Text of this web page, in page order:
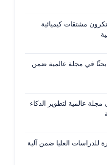
مشتقات كيميائية
في مجلة عالمية ضمن
عالمية لتطوير الذكاء
للدراسات العليا ضمن آلية